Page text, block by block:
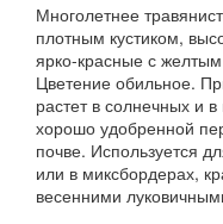
Многолетнее
плотным кустиком,
ярко-красные с
Цветение обильное.
растет в солнечных и
хорошо удобренной
почве. Используется
или в миксбордерах,
весенними